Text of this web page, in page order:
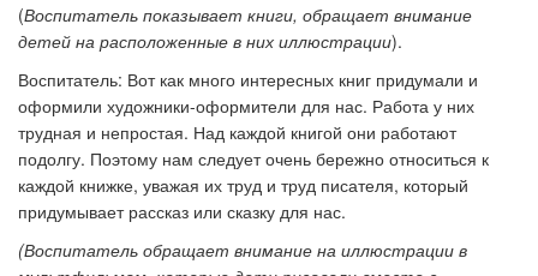
(Воспитатель показывает книги, обращает внимание
детей на расположенные в них иллюстрации).
Воспитатель: Вот как много интересных книг придумали и
оформили художники-оформители для нас. Работа у них
трудная и непростая. Над каждой книгой они работают
подолгу. Поэтому нам следует очень бережно относиться к
каждой книжке, уважая их труд и труд писателя, который
придумывает рассказ или сказку для нас.
(Воспитатель обращает внимание на иллюстрации в